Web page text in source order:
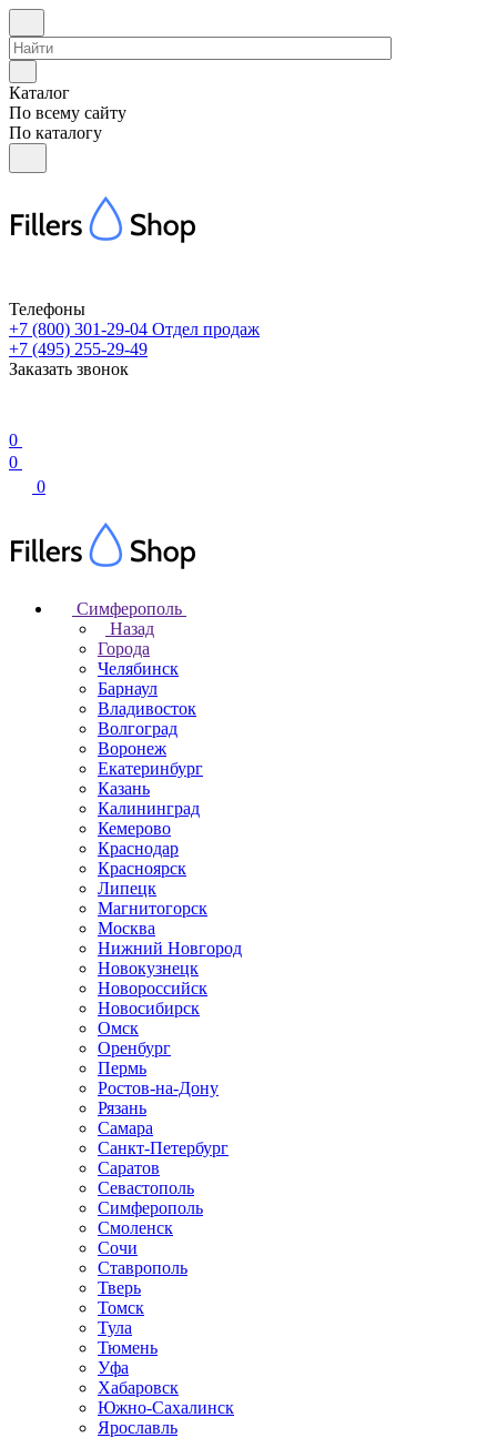
Каталог
По всему сайту
По каталогу
Телефоны
+7 (800) 301-29-04 Отдел продаж
+7 (495) 255-29-49
Заказать звонок
0
0
0
Симферополь
Назад
Города
Челябинск
Барнаул
Владивосток
Волгоград
Воронеж
Екатеринбург
Казань
Калининград
Кемерово
Краснодар
Красноярск
Липецк
Магнитогорск
Москва
Нижний Новгород
Новокузнецк
Новороссийск
Новосибирск
Омск
Оренбург
Пермь
Ростов-на-Дону
Рязань
Самара
Санкт-Петербург
Саратов
Севастополь
Симферополь
Смоленск
Сочи
Ставрополь
Тверь
Томск
Тула
Тюмень
Уфа
Хабаровск
Южно-Сахалинск
Ярославль